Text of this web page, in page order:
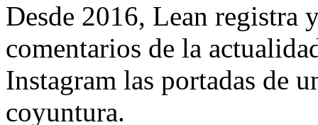
Desde 2016, Lean registra
comentarios de la
Instagram las portadas de
coyuntura.